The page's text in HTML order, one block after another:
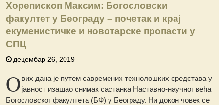
Хорепископ Максим: Богословски
факултет у Београду – почетак и крај
екуменистичке и новотарске пропасти у
СПЦ
децембар 26, 2019
O вих дана је путем савремених технолошких средстава у
јавност изашао снимак састанка Наставно-научног већа
Богословског факултета (БФ) у Београду. Ни докон човек се